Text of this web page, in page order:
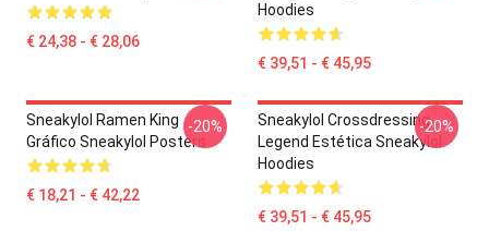
€ 24,38 - € 28,06
Hoodies
€ 39,51 - € 45,95
Sneakylol Ramen King
Gráfico Sneakylol Posters
€ 18,21 - € 42,22
-20%
Sneakylol Crossdressing
Legend Estética Sneakylol
Hoodies
€ 39,51 - € 45,95
-20%